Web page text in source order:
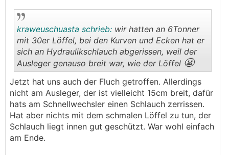
..
kraweuschuasta schrieb: wir hatten an 6Tonner
mit 30er Löffel, bei den Kurven und Ecken hat er
sich an Hydraulikschlauch abgerissen, weil der
Ausleger genauso breit war, wie der Löffel 😬
Jetzt hat uns auch der Fluch getroffen. Allerdings
nicht am Ausleger, der ist vielleicht 15cm breit, dafür
hats am Schnellwechsler einen Schlauch zerrissen.
Hat aber nichts mit dem schmalen Löffel zu tun, der
Schlauch liegt innen gut geschützt. War wohl einfach
am Ende.